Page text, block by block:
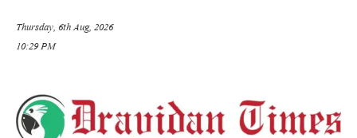
Thursday, 6th Aug, 2026
10:29 PM